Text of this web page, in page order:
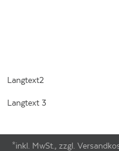
Langtext2
Langtext 3
*inkl. MwSt., zzgl.